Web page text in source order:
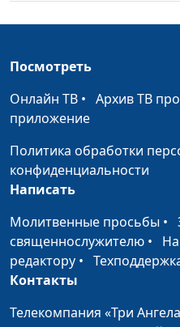
Библейский словарь: Пост
Библейский словарь:
Библейский словарь:
Библейский словарь:
Библейский словарь:
Библейский словарь:
Библейский словарь:
Посмотреть
Онлайн ТВ • Архив ТВ
приложение
Политика обработки
конфиденциальности
Написать
Молитвенные просьбы •
священнослужителю •
редактору •
Контакты
Телекомпания «Три